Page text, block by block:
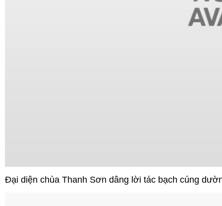
Đại diện chùa Thanh Sơn dâng lời tác bạch cúng